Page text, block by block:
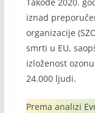
iznad
organizacije
smrti u EU,
izloženost
24.000 ljudi.
Prema analizi